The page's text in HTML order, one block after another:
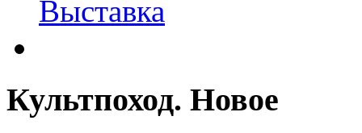
Культпоход. Новое